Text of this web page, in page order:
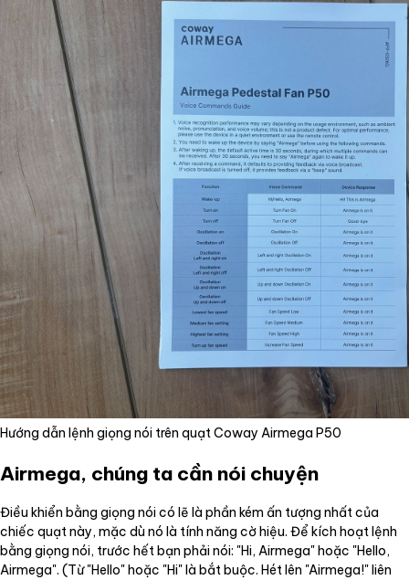
Hướng dẫn lệnh giọng nói trên quạt Coway Airmega P50
Airmega, chúng ta cần nói chuyện
Điều khiển bằng giọng nói có lẽ là phần kém ấn tượng nhất của
chiếc quạt này, mặc dù nó là tính năng cờ hiệu. Để kích hoạt lệnh
bằng giọng nói, trước hết bạn phải nói: "Hi, Airmega" hoặc "Hello,
Airmega". (Từ "Hello" hoặc "Hi" là bắt buộc. Hét lên "Airmega!" liên